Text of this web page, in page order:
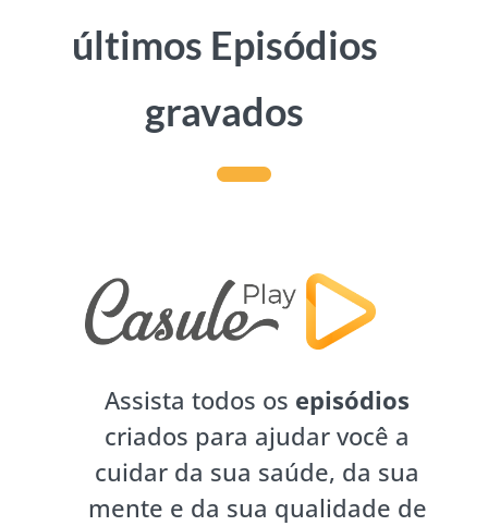
últimos Episódios
gravados
Assista todos os episódios
criados para ajudar você a
cuidar da sua saúde, da sua
mente e da sua qualidade de